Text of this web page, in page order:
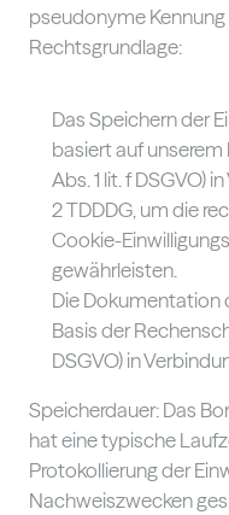
pseudonyme
Rechtsgrundlage:
Das Speichern der
basiert auf
Abs. 1 lit. f DSGVO)
2 TDDDG, um die
Cookie-
gewährleisten.
Die Dokumentation
Basis der
DSGVO) in
Speicherdauer: Das
hat eine typische
Protokollierung der
Nachweiszwecken